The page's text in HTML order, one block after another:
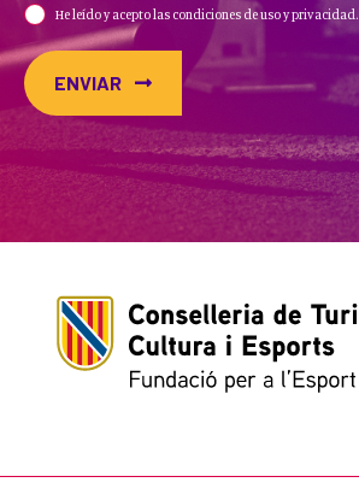
He leído y acepto las condiciones de uso y privacidad.
ENVIAR